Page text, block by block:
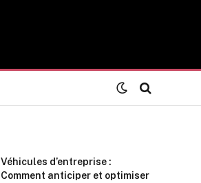
Véhicules d’entreprise :
Comment anticiper et optimiser